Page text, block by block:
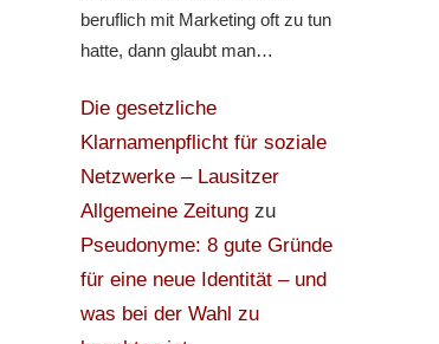
beruflich mit Marketing oft zu tun
hatte, dann glaubt man…
Die gesetzliche
Klarnamenpflicht für soziale
Netzwerke – Lausitzer
Allgemeine Zeitung zu
Pseudonyme: 8 gute Gründe
für eine neue Identität – und
was bei der Wahl zu